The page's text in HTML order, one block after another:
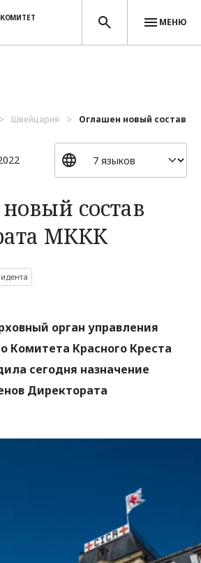
МЕНЮ
Швейцария Оглашен новый состав
состав
МККК
орган управления
Комитета Красного Креста
сегодня назначение
Директората